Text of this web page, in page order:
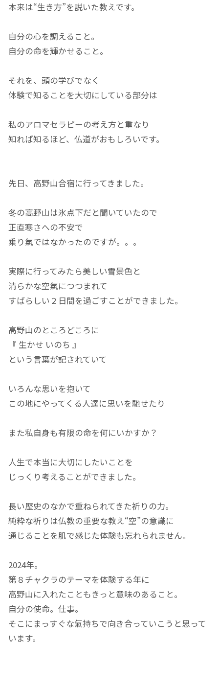
本来は“生き方”を説いた教えです。
自分の心を調えること。
自分の命を輝かせること。
それを、頭の学びでなく
体験で知ることを大切にしている部分は
私のアロマセラピーの考え方と重なり
知れば知るほど、仏道がおもしろいです。
先日、高野山合宿に行ってきました。
冬の高野山は氷点下だと聞いていたので
正直寒さへの不安で
乗り氣ではなかったのですが。。。
実際に行ってみたら美しい雪景色と
清らかな空氣につつまれて
すばらしい２日間を過ごすことができました。
高野山のところどころに
『 生かせ いのち 』
という言葉が記されていて
いろんな思いを抱いて
この地にやってくる人達に思いを馳せたり
また私自身も有限の命を何にいかすか？
人生で本当に大切にしたいことを
じっくり考えることができました。
長い歴史のなかで重ねられてきた祈りの力。
純粋な祈りは仏教の重要な教え“空”の意識に
通じることを肌で感じた体験も忘れられません。
2024年。
第８チャクラのテーマを体験する年に
高野山に入れたこともきっと意味のあること。
自分の使命。仕事。
そこにまっすぐな氣持ちで向き合っていこうと思って
います。